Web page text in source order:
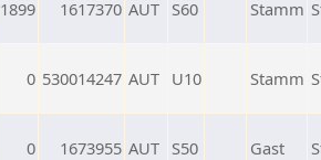
1899 1617370 AUT S60 Stamm
0 530014247 AUT U10 Stamm
0 1673955 AUT S50 Gast